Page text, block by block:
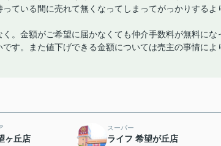
ている間に売れて無くなってしまってがっかりするよ
。金額がご希望に届かなくても仲介手数料が無料にな
す。また値下げできる金額については売主の事情によ
ヶ丘店
スーパー
ライフ 希望が丘店